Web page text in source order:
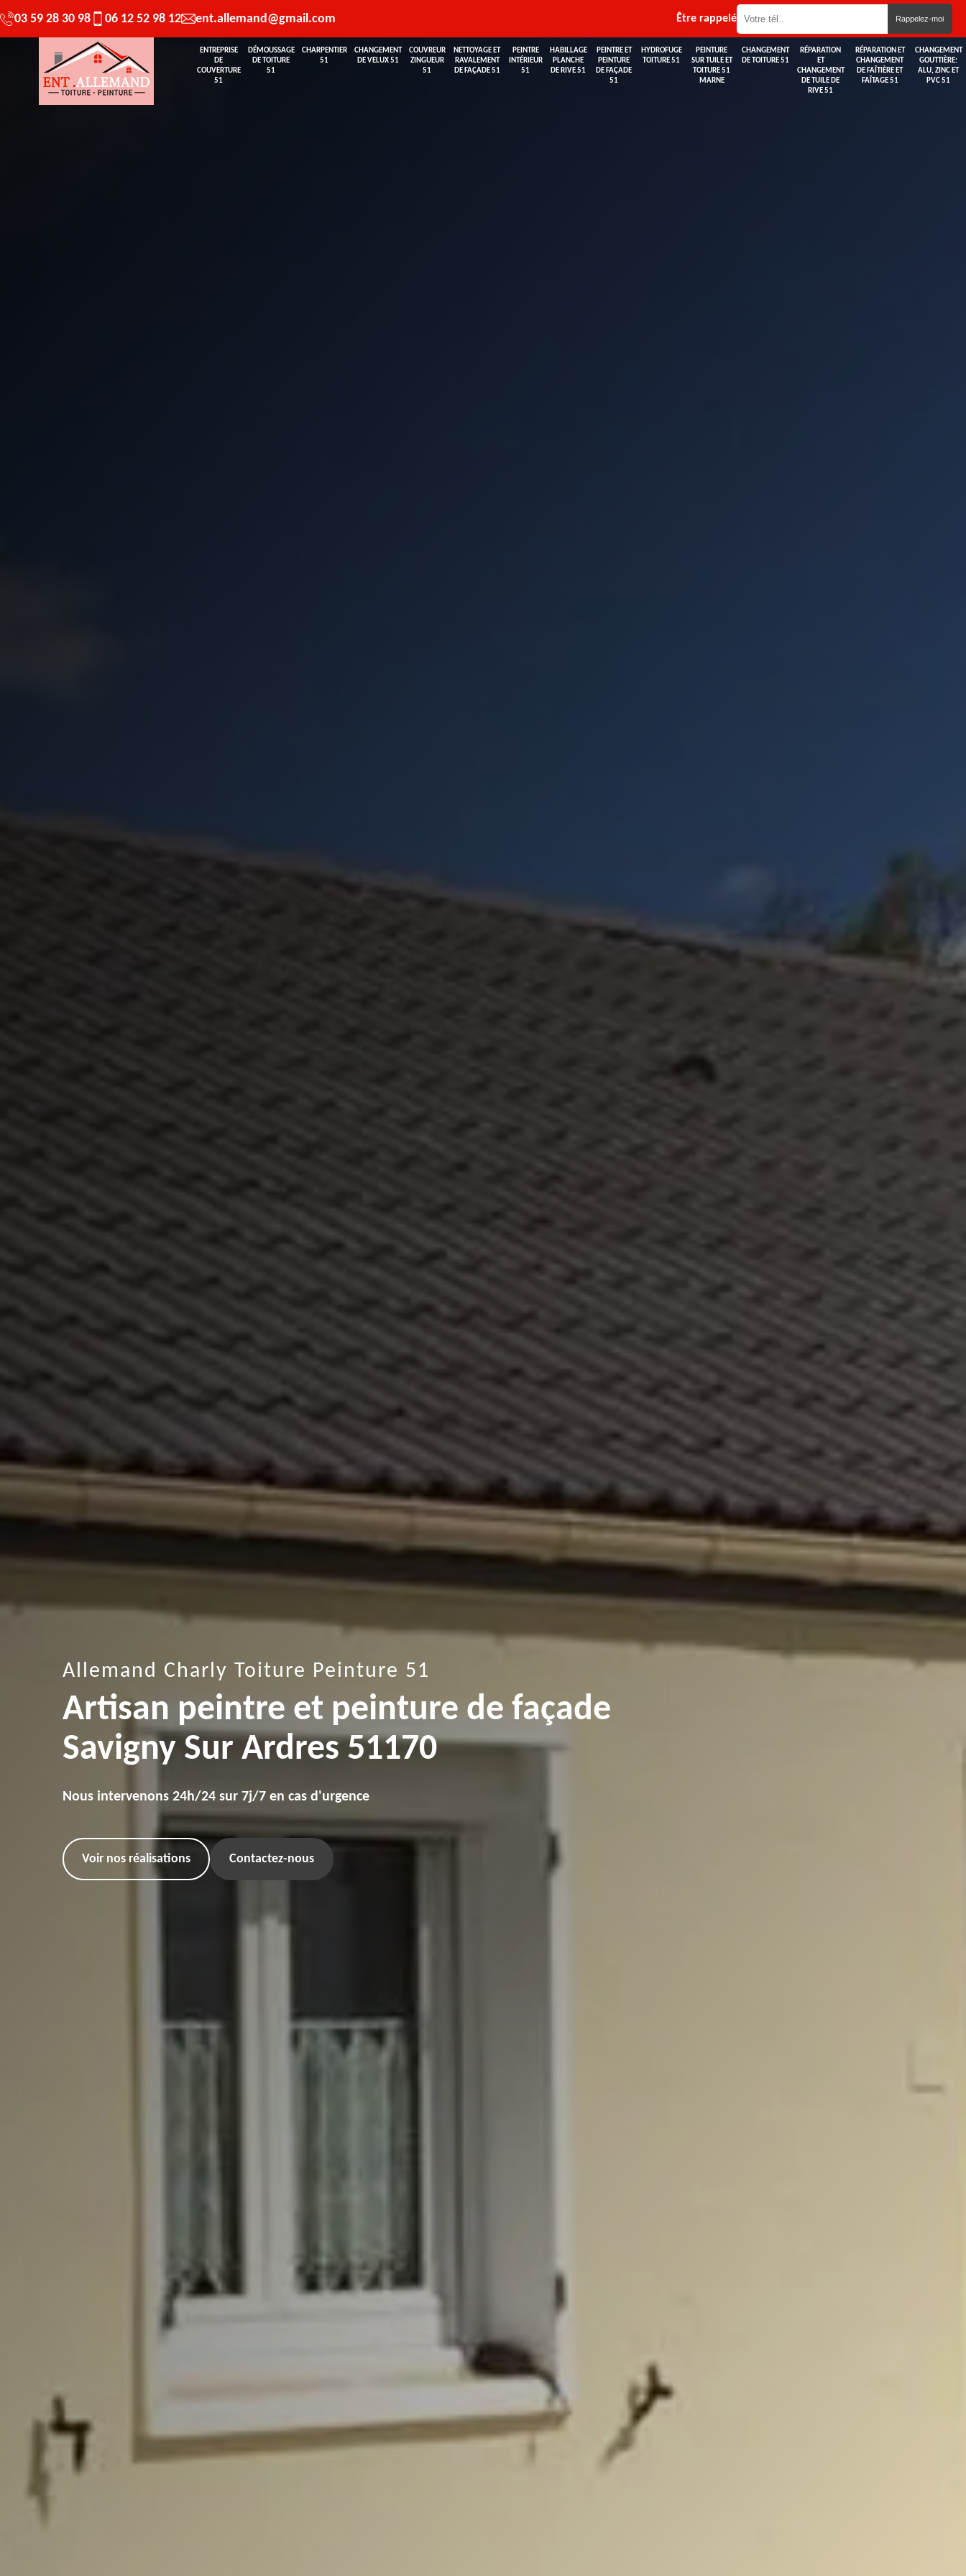
03 59 28 30 98 06 12 52 98 12 ent.allemand@gmail.com Être rappelé
ENTREPRISE
DE
COUVERTURE
51
DÉMOUSSAGE
DE TOITURE
51
CHARPENTIER
51
CHANGEMENT
DE VELUX 51
COUVREUR
ZINGUEUR
51
NETTOYAGE ET
RAVALEMENT
DE FAÇADE 51
PEINTRE
INTÉRIEUR
51
HABILLAGE
PLANCHE
DE RIVE 51
PEINTRE ET
PEINTURE
DE FAÇADE
51
HYDROFUGE
TOITURE 51
PEINTURE
SUR TUILE ET
TOITURE 51
MARNE
CHANGEMENT
DE TOITURE 51
RÉPARATION
ET
CHANGEMENT
DE TUILE DE
RIVE 51
RÉPARATION ET
CHANGEMENT
DE FAÎTIÈRE ET
FAÎTAGE 51
CHANGEMENT
GOUTTIÈRE:
ALU, ZINC ET
PVC 51
Allemand Charly Toiture Peinture 51
Artisan peintre et peinture de façade
Savigny Sur Ardres 51170
Nous intervenons 24h/24 sur 7j/7 en cas d'urgence
Voir nos réalisations Contactez-nous